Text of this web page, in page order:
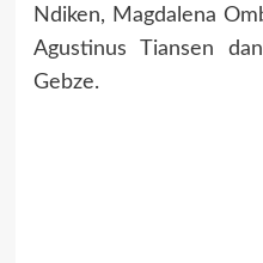
Ndiken, Magdalena
Agustinus Tiansen
Gebze.